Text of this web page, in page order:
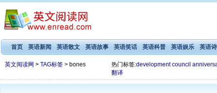
首页 英语新闻 英语散文 英语故事 英语笑话 英语科普 英语娱乐 英语
英文阅读网 > TAG标签 > bones 热门标签:development council
翻译